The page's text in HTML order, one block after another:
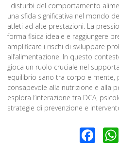
I disturbi del comportamento
una sfida significativa nel mondo
atleti ad alte prestazioni. La
forma fisica ideale e raggiungere
amplificare i rischi di sviluppare
all’alimentazione. In questo
gioca un ruolo cruciale nel
equilibrio sano tra corpo e
consapevole alla nutrizione e alla
esplora l’interazione tra DCA,
strategie di prevenzione e